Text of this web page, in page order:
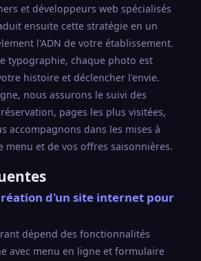
et développeurs web spécialisés
ensuite cette stratégie en un
l'ADN de votre établissement.
typographie, chaque photo est
histoire et déclencher l'envie.
nous assurons le suivi des
pages les plus visitées,
accompagnons dans les mises à
et de vos offres saisonnières.
d'un site internet pour
dépend des fonctionnalités
avec menu en ligne et formulaire